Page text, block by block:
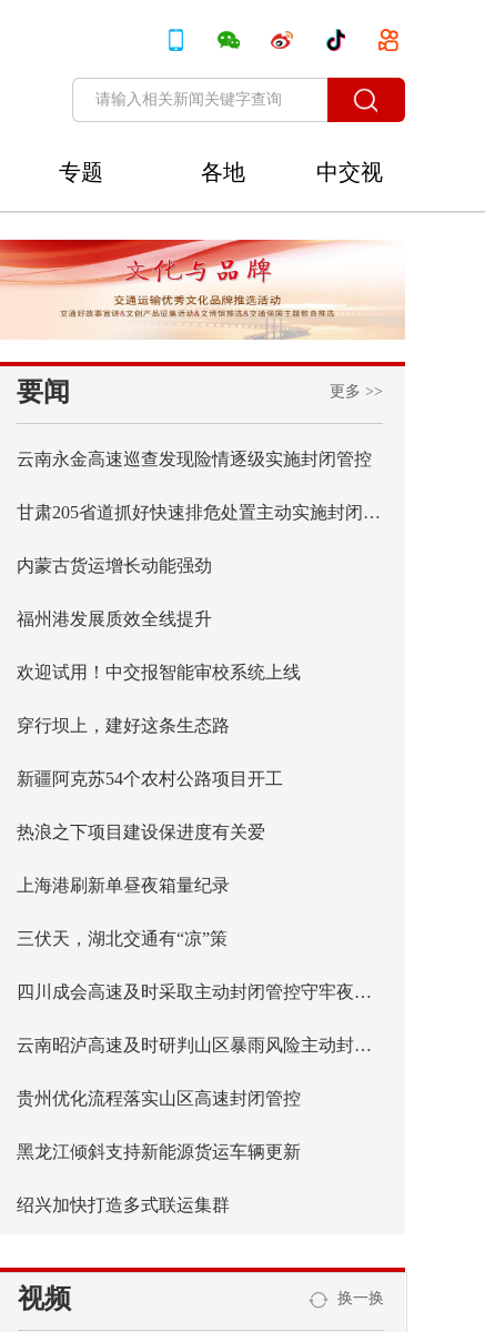
专题 各地
中交视
讯
要闻 更多 >>
云南永金高速巡查发现险情逐级实施封闭管控
甘肃205省道抓好快速排危处置主动实施封闭管控
内蒙古货运增长动能强劲
福州港发展质效全线提升
欢迎试用！中交报智能审校系统上线
穿行坝上，建好这条生态路
新疆阿克苏54个农村公路项目开工
热浪之下项目建设保进度有关爱
上海港刷新单昼夜箱量纪录
三伏天，湖北交通有“凉”策
四川成会高速及时采取主动封闭管控守牢夜间安全防线
云南昭泸高速及时研判山区暴雨风险主动封闭管控
贵州优化流程落实山区高速封闭管控
黑龙江倾斜支持新能源货运车辆更新
绍兴加快打造多式联运集群
视频 换一换